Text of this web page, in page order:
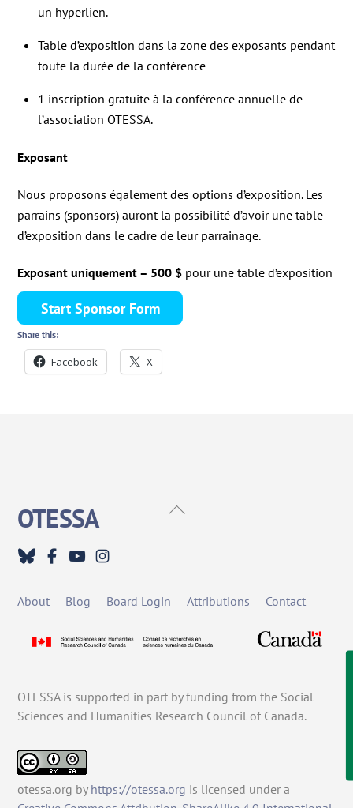
un hyperlien.
Table d’exposition dans la zone des exposants pendant
toute la durée de la conférence
1 inscription gratuite à la conférence annuelle de
l’association OTESSA.
Exposant
Nous proposons également des options d’exposition. Les
parrains (sponsors) auront la possibilité d’avoir une table
d’exposition dans le cadre de leur parrainage.
Exposant uniquement – 500 $ pour une table d’exposition
Start Sponsor Form
Share this:
Facebook X
Back
OTESSA
About Blog Board Login Attributions Contact
OTESSA is supported in part by funding from the Social
Sciences and Humanities Research Council of Canada.
otessa.org by https://otessa.org is licensed under a